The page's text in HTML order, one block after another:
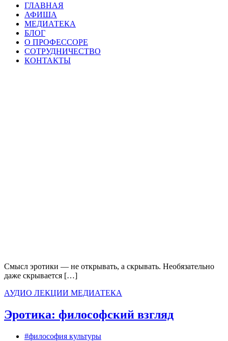
ГЛАВНАЯ
АФИША
МЕДИАТЕКА
БЛОГ
О ПРОФЕССОРЕ
СОТРУДНИЧЕСТВО
КОНТАКТЫ
Смысл эротики — не открывать, а скрывать. Необязательно
даже скрывается […]
АУДИО ЛЕКЦИИ МЕДИАТЕКА
Эротика: философский взгляд
#философия культуры